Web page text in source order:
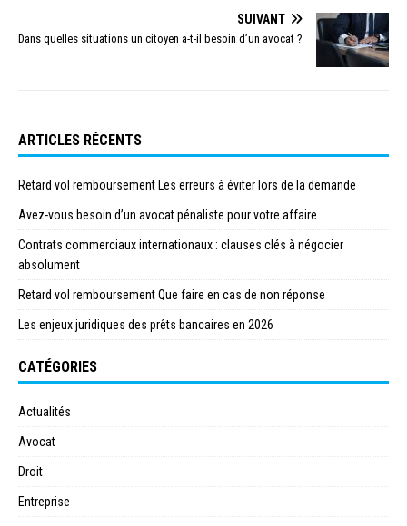
SUIVANT
Dans quelles situations un citoyen a-t-il besoin d’un avocat ?
ARTICLES RÉCENTS
Retard vol remboursement Les erreurs à éviter lors de la demande
Avez-vous besoin d’un avocat pénaliste pour votre affaire
Contrats commerciaux internationaux : clauses clés à négocier
absolument
Retard vol remboursement Que faire en cas de non réponse
Les enjeux juridiques des prêts bancaires en 2026
CATÉGORIES
Actualités
Avocat
Droit
Entreprise